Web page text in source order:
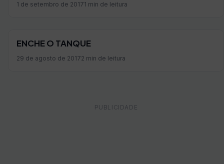
1 de setembro de 20171 min de leitura
ENCHE O TANQUE
29 de agosto de 20172 min de leitura